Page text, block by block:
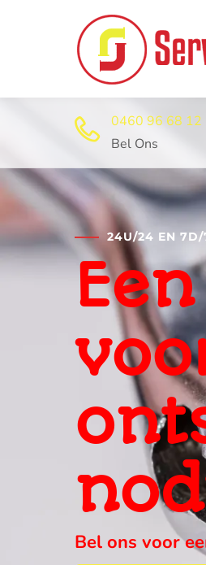
0460 96 68 12
Bel Ons
ter